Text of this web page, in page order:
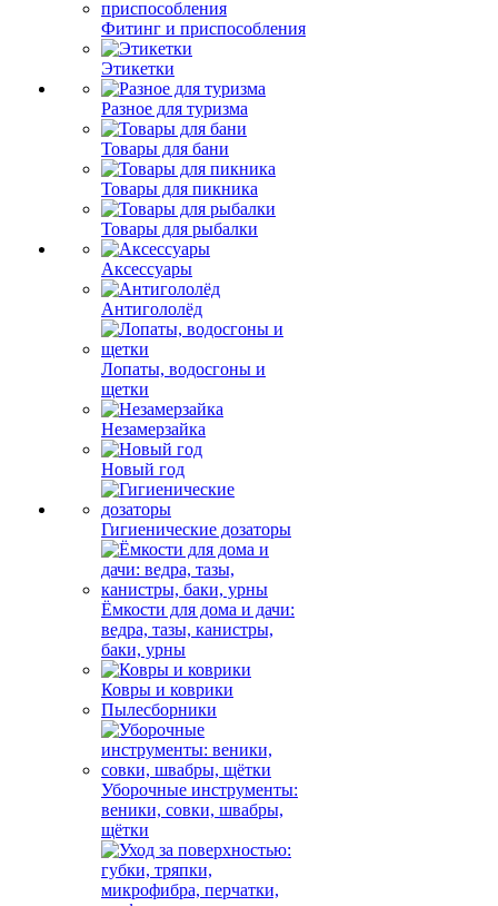
Фитинг и приспособления
Этикетки
Разное для туризма
Товары для бани
Товары для пикника
Товары для рыбалки
Аксессуары
Антигололёд
Лопаты, водосгоны и
щетки
Незамерзайка
Новый год
Гигиенические дозаторы
Ёмкости для дома и дачи:
ведра, тазы, канистры,
баки, урны
Ковры и коврики
Пылесборники
Уборочные инструменты:
веники, совки, швабры,
щётки